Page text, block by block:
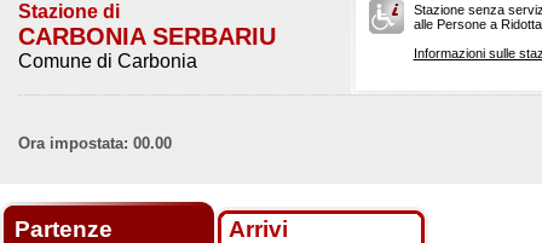
Stazione di
CARBONIA SERBARIU
Comune di Carbonia
Stazione senza
alle Persone a
Informazioni sulle
Ora impostata: 00.00
Partenze Arrivi